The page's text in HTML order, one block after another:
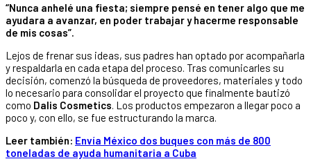
“Nunca anhelé una fiesta; siempre pensé en tener algo que me
ayudara a avanzar, en poder trabajar y hacerme responsable
de mis cosas”.
Lejos de frenar sus ideas, sus padres han optado por acompañarla
y respaldarla en cada etapa del proceso. Tras comunicarles su
decisión, comenzó la búsqueda de proveedores, materiales y todo
lo necesario para consolidar el proyecto que finalmente bautizó
como Dalis Cosmetics. Los productos empezaron a llegar poco a
poco y, con ello, se fue estructurando la marca.
Leer también: Envía México dos buques con más de 800
toneladas de ayuda humanitaria a Cuba